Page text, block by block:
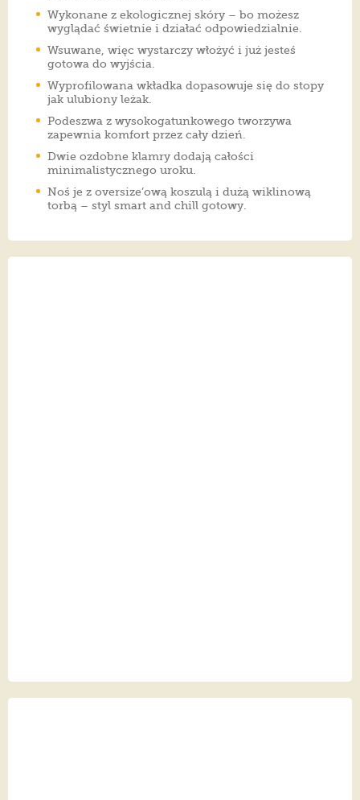
Wykonane z ekologicznej skóry – bo możesz
wyglądać świetnie i działać odpowiedzialnie.
Wsuwane, więc wystarczy włożyć i już jesteś
gotowa do wyjścia.
Wyprofilowana wkładka dopasowuje się do stopy
jak ulubiony leżak.
Podeszwa z wysokogatunkowego tworzywa
zapewnia komfort przez cały dzień.
Dwie ozdobne klamry dodają całości
minimalistycznego uroku.
Noś je z oversize’ową koszulą i dużą wiklinową
torbą – styl smart and chill gotowy.